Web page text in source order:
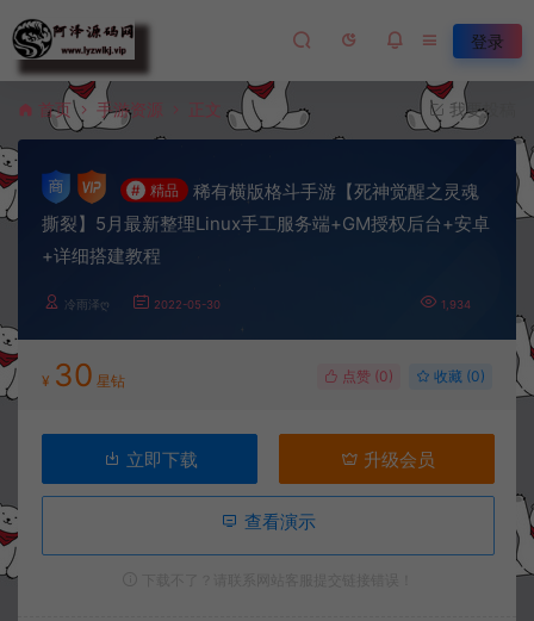
登录
首页 手游资源 正文 我要投稿
# 精品
稀有横版格斗手游【死神觉醒之灵魂
撕裂】5月最新整理Linux手工服务端+GM授权后台+安卓
+详细搭建教程
冷雨泽ღ 2022-05-30 1,934
¥ 30 星钻 点赞 (0) 收藏 (0)
立即下载 升级会员
查看演示